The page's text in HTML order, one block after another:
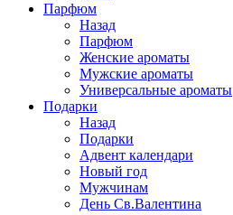
Парфюм
Назад
Парфюм
Женские ароматы
Мужские ароматы
Универсальные ароматы
Подарки
Назад
Подарки
Адвент календари
Новый год
Мужчинам
День Св.Валентина